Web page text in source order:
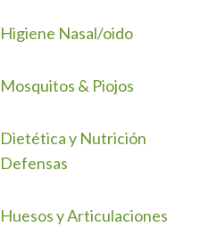
Higiene Nasal/oido
Mosquitos & Piojos
Dietética y Nutrición
Defensas
Huesos y Articulaciones